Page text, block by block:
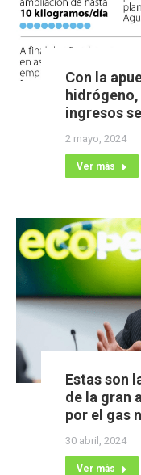
Con la
hidrógeno,
ingresos
2 mayo, 2024
Ver más
Estas son
de la gran
por el gas
30 abril, 2024
Ver más